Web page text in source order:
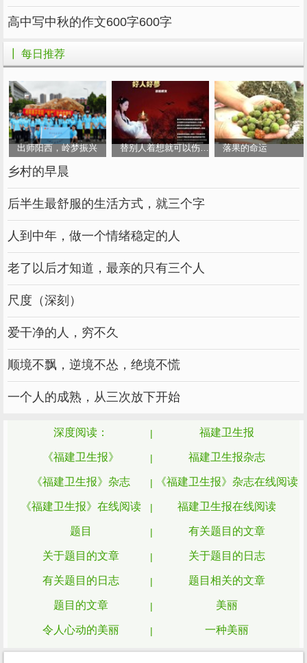
沐浴着柔和的月光，
不禁对着缥缈的月宫心神向往！
中秋啊，中秋！
我为你欢喜，
感谢你让亲人共享天伦，
感谢你让人间充满温情，
感谢你让生活充满幸福，
感谢你让生命充满期待！
篇四：福建中秋作文题目
2016年厦门中考作文题目：那些年，
_______相伴/洄游
题目一：
题目大约是：鱼儿有种洄游本领，死都要回
到自己的出生地;人也可以有精神上的洄游，回
到过去，每次洄游都是一次成长和进步。
要求以《洄游》为题，写一篇文章。
题目二：
题目：那些年，_______相伴。
篇五：福建中秋作文题目
2016年辽宁丹东中考作文题目：_______
路上洒满阳光
人生路上有我们成长的足迹、拼搏的汗水、
高中写中秋的作文600字600字
┃ 每日推荐
出师阳西，岭梦振兴 替别人着想就可以伤害别人吗落果的命运
乡村的早晨
后半生最舒服的生活方式，就三个字
人到中年，做一个情绪稳定的人
老了以后才知道，最亲的只有三个人
尺度（深刻）
爱干净的人，穷不久
顺境不飘，逆境不怂，绝境不慌
一个人的成熟，从三次放下开始
深度阅读： 福建卫生报
《福建卫生报》 福建卫生报杂志
《福建卫生报》杂志 《福建卫生报》杂志在线阅读
《福建卫生报》在线阅读 福建卫生报在线阅读
题目 有关题目的文章
关于题目的文章 关于题目的日志
有关题目的日志 题目相关的文章
题目的文章 美丽
令人心动的美丽 一种美丽
一生的美丽 真正的美丽